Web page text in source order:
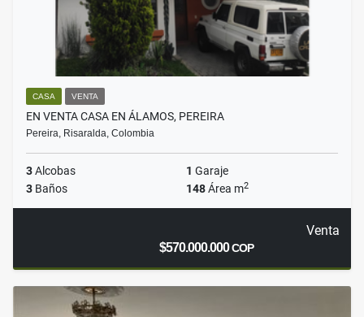
CASA VENTA
EN VENTA CASA EN ÁLAMOS, PEREIRA
Pereira, Risaralda, Colombia
3Alcobas 1 Garaje
3 Baños 148Área m2
Venta
$570.000.000COP